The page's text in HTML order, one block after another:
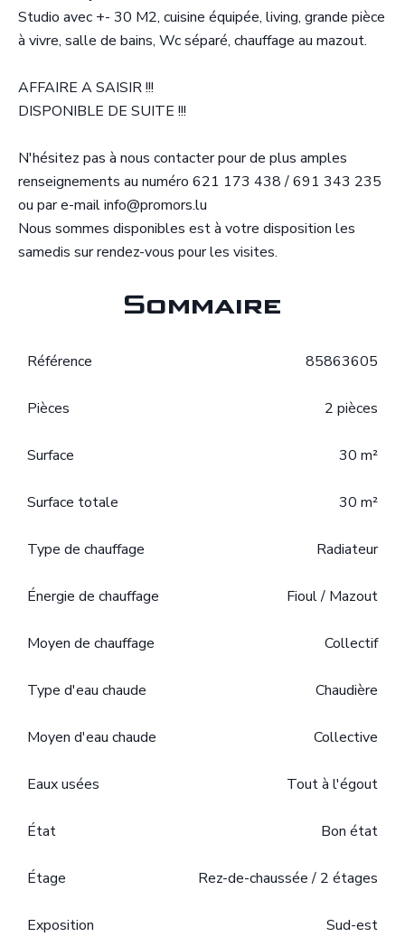
Studio avec +- 30 M2, cuisine équipée, living, grande pièce
à vivre, salle de bains, Wc séparé, chauffage au mazout.
AFFAIRE A SAISIR !!!
DISPONIBLE DE SUITE !!!
N'hésitez pas à nous contacter pour de plus amples
renseignements au numéro 621 173 438 / 691 343 235
ou par e-mail info@promors.lu
Nous sommes disponibles est à votre disposition les
samedis sur rendez-vous pour les visites.
Sommaire
Référence 85863605
Pièces 2 pièces
Surface 30 m²
Surface totale 30 m²
Type de chauffage Radiateur
Énergie de chauffage Fioul / Mazout
Moyen de chauffage Collectif
Type d'eau chaude Chaudière
Moyen d'eau chaude Collective
Eaux usées Tout à l'égout
État Bon état
Étage Rez-de-chaussée / 2 étages
Exposition Sud-est